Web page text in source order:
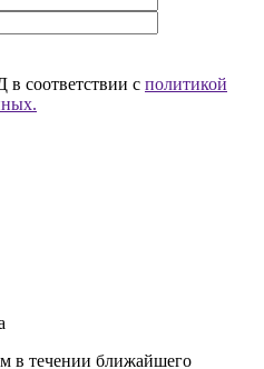
соответствии с политикой
в течении ближайшего